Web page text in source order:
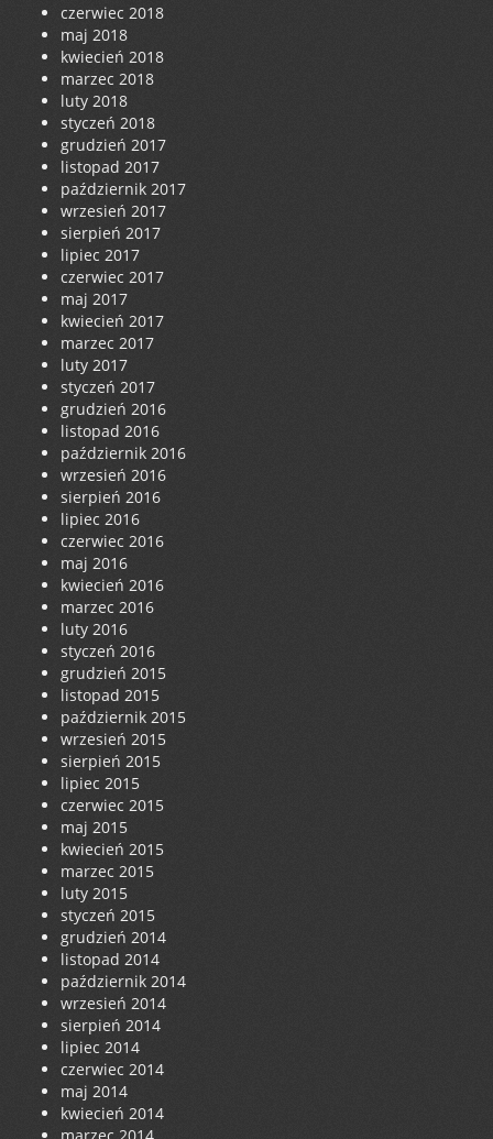
czerwiec 2018
maj 2018
kwiecień 2018
marzec 2018
luty 2018
styczeń 2018
grudzień 2017
listopad 2017
październik 2017
wrzesień 2017
sierpień 2017
lipiec 2017
czerwiec 2017
maj 2017
kwiecień 2017
marzec 2017
luty 2017
styczeń 2017
grudzień 2016
listopad 2016
październik 2016
wrzesień 2016
sierpień 2016
lipiec 2016
czerwiec 2016
maj 2016
kwiecień 2016
marzec 2016
luty 2016
styczeń 2016
grudzień 2015
listopad 2015
październik 2015
wrzesień 2015
sierpień 2015
lipiec 2015
czerwiec 2015
maj 2015
kwiecień 2015
marzec 2015
luty 2015
styczeń 2015
grudzień 2014
listopad 2014
październik 2014
wrzesień 2014
sierpień 2014
lipiec 2014
czerwiec 2014
maj 2014
kwiecień 2014